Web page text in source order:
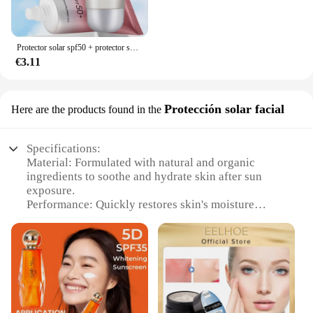
Protector solar spf50 + protector solar crema para el cuidado de la piel facial y corporal control de aceite hidratante cuidado de la piel facial y corporal
€3.11
Here are the products found in the Protección solar facial
Specifications:
Material: Formulated with natural and organic
ingredients to soothe and hydrate skin after sun
exposure.
Performance: Quickly restores skin's moisture
peeling.
Design and Style: Sleek, travel-friendly packaging
for easy application on-the-go.
Usage and Purpose: Ideal for use after sun exposure
to repair and protect skin from sun damage.
Typical Adaptive Scenario: Perfect for beach